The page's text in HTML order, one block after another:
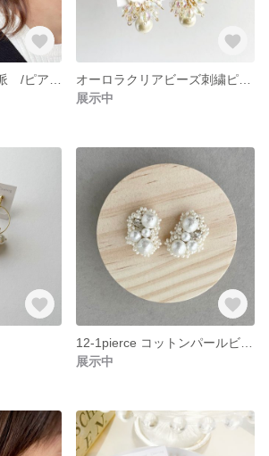
展示中
展示中